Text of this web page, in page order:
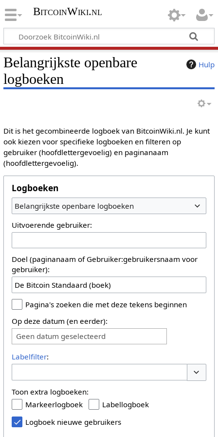
BitcoinWiki.nl
Hulp
Belangrijkste openbare
logboeken
Dit is het gecombineerde logboek van BitcoinWiki.nl. Je kunt
ook kiezen voor specifieke logboeken en filteren op
gebruiker (hoofdlettergevoelig) en paginanaam
(hoofdlettergevoelig).
Logboeken
Belangrijkste openbare logboeken
Uitvoerende gebruiker:
Doel (paginanaam of Gebruiker:gebruikersnaam voor
gebruiker):
Pagina's zoeken die met deze tekens beginnen
Op deze datum (en eerder):
Geen datum geselecteerd
Labelfilter:
Toon extra logboeken:
Markeerlogboek
Labellogboek
Logboek nieuwe gebruikers